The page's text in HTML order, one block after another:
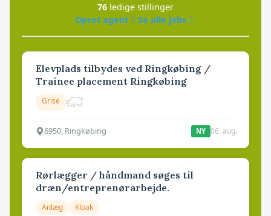
76 ledige stillinger
Opret agent
Se alle jobs
Elevplads tilbydes ved Ringkøbing /
Trainee placement Ringkøbing
Grise
6950, Ringkøbing NY 06. aug.
Rørlægger / håndmand søges til
dræn/entreprenørarbejde.
Anlæg Kloak